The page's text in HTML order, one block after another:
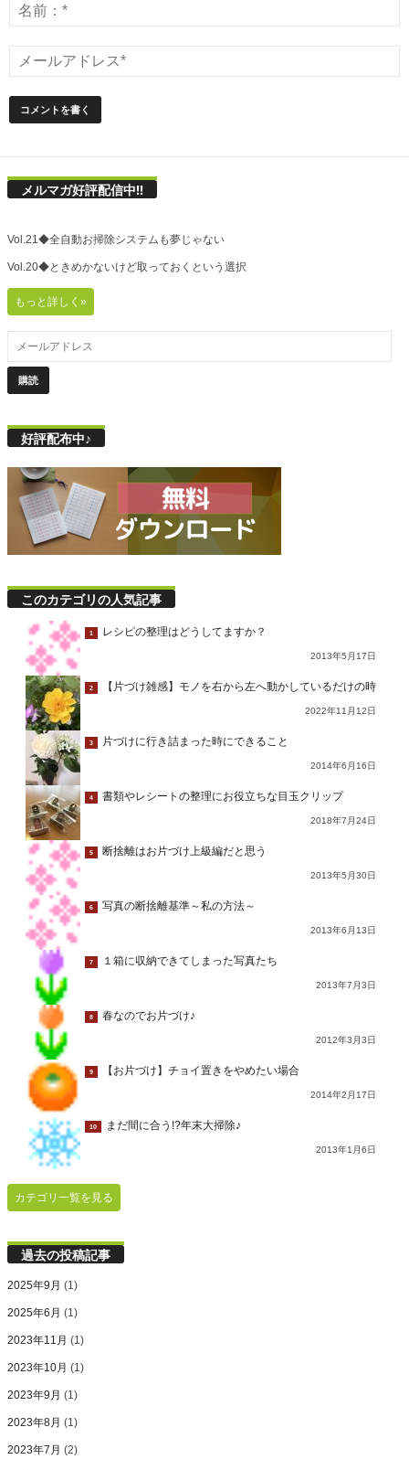
メルマガ好評配信中!!
Vol.21◆全自動お掃除システムも夢じゃない
Vol.20◆ときめかないけど取っておくという選択
もっと詳しく»
好評配布中♪
このカテゴリの人気記事
1 レシピの整理はどうしてますか？
2013年5月17日
2 【片づけ雑感】モノを右から左へ動かしているだけの時
2022年11月12日
3 片づけに行き詰まった時にできること
2014年6月16日
4 書類やレシートの整理にお役立ちな目玉クリップ
2018年7月24日
5 断捨離はお片づけ上級編だと思う
2013年5月30日
6 写真の断捨離基準～私の方法～
2013年6月13日
7 １箱に収納できてしまった写真たち
2013年7月3日
8 春なのでお片づけ♪
2012年3月3日
9 【お片づけ】チョイ置きをやめたい場合
2014年2月17日
10 まだ間に合う!?年末大掃除♪
2013年1月6日
カテゴリ一覧を見る
過去の投稿記事
2025年9月 (1)
2025年6月 (1)
2023年11月 (1)
2023年10月 (1)
2023年9月 (1)
2023年8月 (1)
2023年7月 (2)